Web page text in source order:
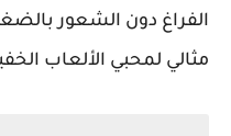
مثالي لمحبي الألعاب